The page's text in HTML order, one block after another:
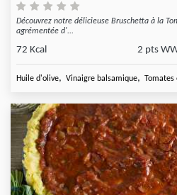
Découvrez notre délicieuse Bruschetta à la
agrémentée d'...
72 Kcal 2 pts
Huile d'olive, Vinaigre balsamique, Tomates